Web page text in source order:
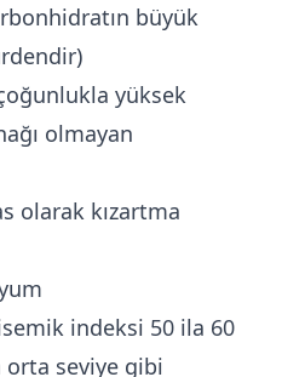
büyük
yüksek
olmayan
olarak kızartma
indeksi 50 ila 60
orta seviye gibi